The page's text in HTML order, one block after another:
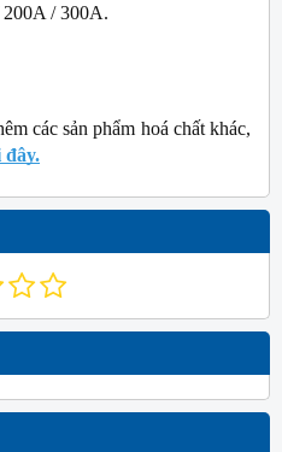
/ 300A.
các sản phẩm hoá chất khác,
đây.